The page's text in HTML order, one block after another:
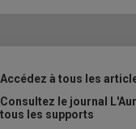
Accédez à tous les
Consultez le journal
tous les supports